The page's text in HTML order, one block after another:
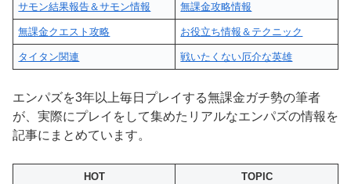
サモン結果報告＆サモン情報 無課金攻略情報
無課金クエスト攻略 お役立ち情報＆テクニック
タイタン関連 戦いたくない厄介な英雄
エンパズを3年以上毎日プレイする無課金ガチ勢の筆者
が、実際にプレイをして集めたリアルなエンパズの情報を
記事にまとめています。
HOT TOPIC